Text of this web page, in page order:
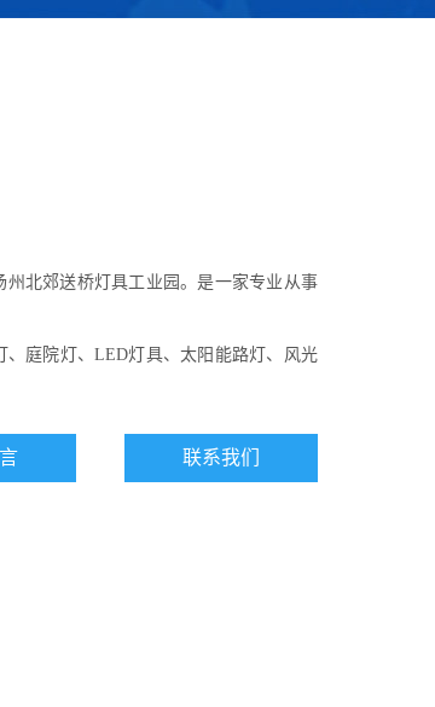
北郊送桥灯具工业园。是一家专业从事
庭院灯、LED灯具、太阳能路灯、风光
联系我们